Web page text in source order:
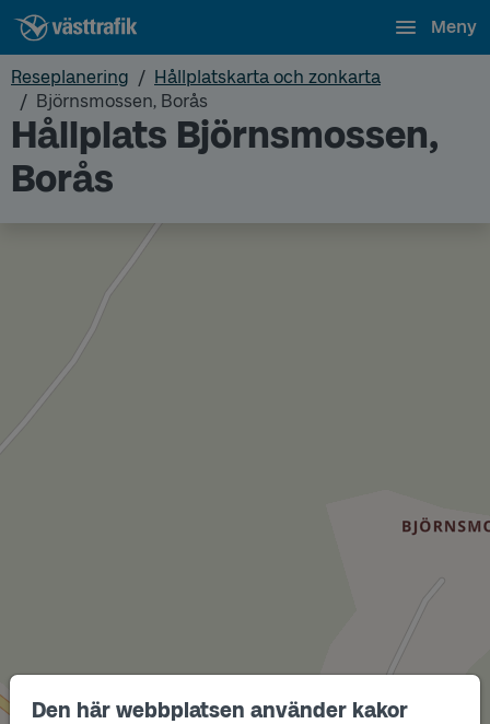
Den här webbplatsen använder kakor
Meny
Reseplanering
Hållplatskarta och zonkarta
Björnsmossen, Borås
Hållplats Björnsmossen,
Borås